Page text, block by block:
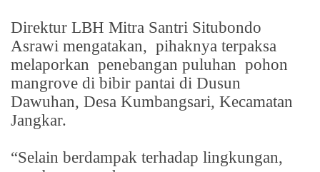
Direktur LBH Mitra Santri Situbondo
Asrawi mengatakan, pihaknya terpaksa
melaporkan penebangan puluhan pohon
mangrove di bibir pantai di Dusun
Dawuhan, Desa Kumbangsari, Kecamatan
Jangkar.
“Selain berdampak terhadap lingkungan,